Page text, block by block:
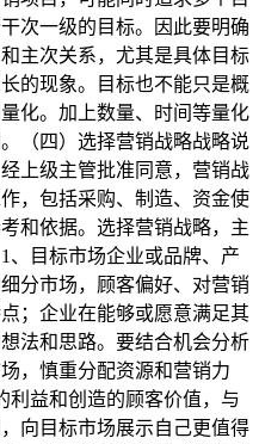
次一级的目标。因此要明确
主次关系，尤其是具体目标
的现象。目标也不能只是概
化。加上数量、时间等量化
（四）选择营销战略战略说
上级主管批准同意，营销战
，包括采购、制造、资金使
和依据。选择营销战略，主
、目标市场企业或品牌、产
分市场，顾客偏好、对营销
；企业在能够或愿意满足其
法和思路。要结合机会分析
，慎重分配资源和营销力
利益和创造的顾客价值，与
向目标市场展示自己更值得